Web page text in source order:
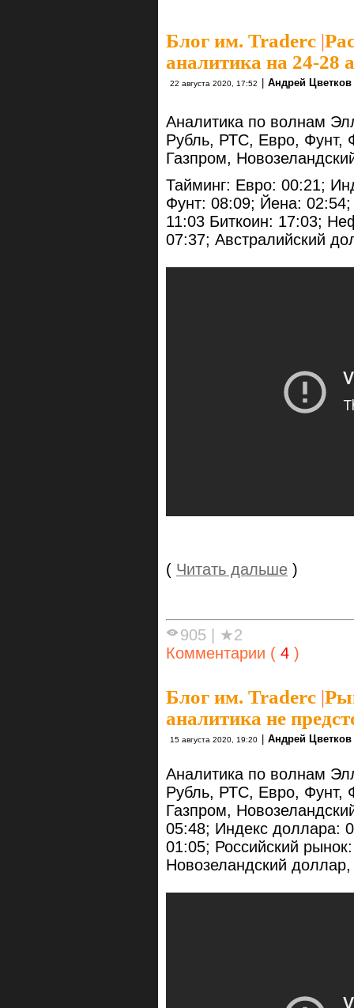
Блог им. Traderc |
аналитика на 24-28
22 августа 2020, 17:52 | Андрей Цветков
Аналитика по волнам
Рубль, РТС, Евро, Фунт,
Газпром,
Тайминг: Евро: 00:21;
Фунт: 08:09; Йена:
11:03 Биткоин: 17:03;
07:37; Австралийский
( Читать дальше )
905
★2
Комментарии ( 4 )
Блог им. Traderc |
аналитика не
15 августа 2020, 19:20 Андрей Цветков
Аналитика по волнам
Рубль, РТС, Евро, Фунт,
Газпром,
05:48; Индекс доллара:
01:05; Российский
Новозеландский